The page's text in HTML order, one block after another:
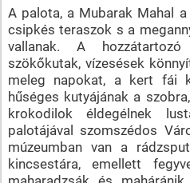
A palota, a Mubarak Mahal
csipkés teraszok s a
vallanak. A
szökőkutak, vízesések
meleg napokat, a kert fái
hűséges kutyájának a
krokodilok éldegélnek
palotájával szomszédos
múzeumban van a
kincsestára, emellett